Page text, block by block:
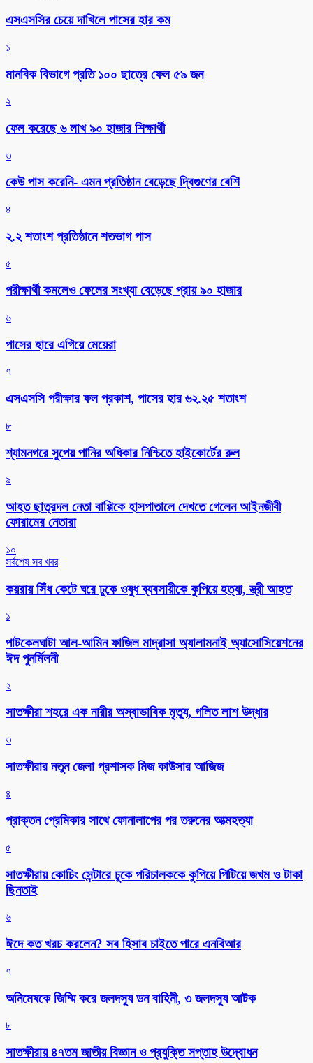
এসএসসির চেয়ে দাখিলে পাসের হার কম
১
মানবিক বিভাগে প্রতি ১০০ ছাত্রে ফেল ৫৯ জন
২
ফেল করেছে ৬ লাখ ৯০ হাজার শিক্ষার্থী
৩
কেউ পাস করেনি- এমন প্রতিষ্ঠান বেড়েছে দ্বিগুণের বেশি
৪
২.২ শতাংশ প্রতিষ্ঠানে শতভাগ পাস
৫
পরীক্ষার্থী কমলেও ফেলের সংখ্যা বেড়েছে প্রায় ৯০ হাজার
৬
পাসের হারে এগিয়ে মেয়েরা
৭
এসএসসি পরীক্ষার ফল প্রকাশ, পাসের হার ৬২.২৫ শতাংশ
৮
শ্যামনগরে সুপেয় পানির অধিকার নিশ্চিতে হাইকোর্টের রুল
৯
আহত ছাত্রদল নেতা বাপ্পিকে হাসপাতালে দেখতে গেলেন আইনজীবী
ফোরামের নেতারা
১০
সর্বশেষ সব খবর
কয়রায় সিঁধ কেটে ঘরে ঢুকে ওষুধ ব্যবসায়ীকে কুপিয়ে হত্যা, স্ত্রী আহত
১
পাটকেলঘাটা আল-আমিন ফাজিল মাদ্রাসা অ্যালামনাই অ্যাসোসিয়েশনের
ঈদ পুনর্মিলনী
২
সাতক্ষীরা শহরে এক নারীর অস্বাভাবিক মৃত্যু, গলিত লাশ উদ্ধার
৩
সাতক্ষীরার নতুন জেলা প্রশাসক মিজ কাউসার আজিজ
৪
প্রাক্তন প্রেমিকার সাথে ফোনালাপের পর তরুনের আত্মহত্যা
৫
সাতক্ষীরায় কোচিং সেন্টারে ঢুকে পরিচালককে কুপিয়ে পিটিয়ে জখম ও টাকা
ছিনতাই
৬
ঈদে কত খরচ করলেন? সব হিসাব চাইতে পারে এনবিআর
৭
অনিমেষকে জিম্মি করে জলদস্যু ডন বাহিনী, ৩ জলদস্যু আটক
৮
সাতক্ষীরায় ৪৭তম জাতীয় বিজ্ঞান ও প্রযুক্তি সপ্তাহ উদ্বোধন